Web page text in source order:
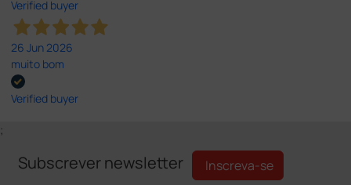
Verified buyer
26 Jun 2026
muito bom
Verified buyer
;
Subscrever newsletter Inscreva-se